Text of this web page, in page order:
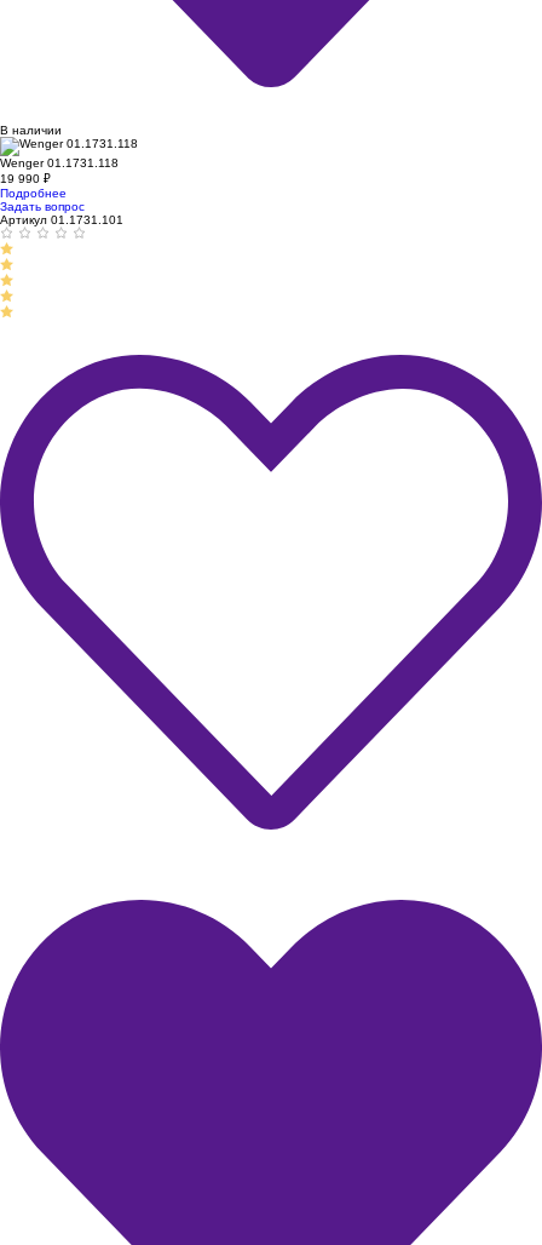
В наличии
Wenger 01.1731.118
19 990 ₽
Подробнее
Задать вопрос
Артикул 01.1731.101